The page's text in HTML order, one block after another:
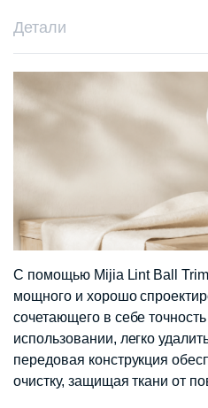
Детали
С помощью Mijia Lint Ball
мощного и хорошо
сочетающего в себе
использовании, легко
передовая конструкция
очистку, защищая ткани от